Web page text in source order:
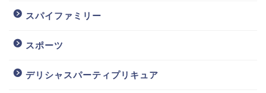
スパイファミリー
スポーツ
デリシャスパーティプリキュア